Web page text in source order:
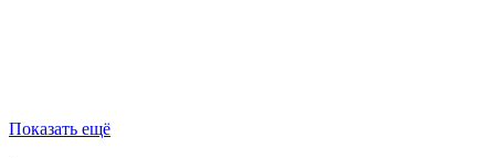
Показать ещё